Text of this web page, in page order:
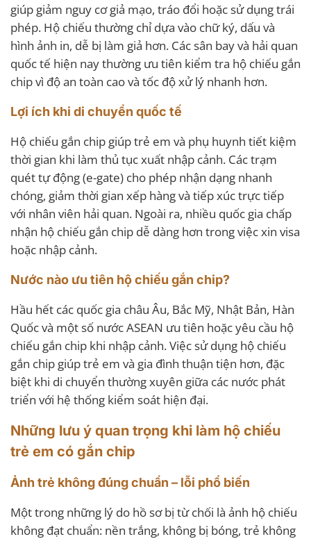
giúp giảm nguy cơ giả mạo, tráo đổi hoặc sử dụng trái
phép. Hộ chiếu thường chỉ dựa vào chữ ký, dấu và
hình ảnh in, dễ bị làm giả hơn. Các sân bay và hải quan
quốc tế hiện nay thường ưu tiên kiểm tra hộ chiếu gắn
chip vì độ an toàn cao và tốc độ xử lý nhanh hơn.
Lợi ích khi di chuyển quốc tế
Hộ chiếu gắn chip giúp trẻ em và phụ huynh tiết kiệm
thời gian khi làm thủ tục xuất nhập cảnh. Các trạm
quét tự động (e-gate) cho phép nhận dạng nhanh
chóng, giảm thời gian xếp hàng và tiếp xúc trực tiếp
với nhân viên hải quan. Ngoài ra, nhiều quốc gia chấp
nhận hộ chiếu gắn chip dễ dàng hơn trong việc xin visa
hoặc nhập cảnh.
Nước nào ưu tiên hộ chiếu gắn chip?
Hầu hết các quốc gia châu Âu, Bắc Mỹ, Nhật Bản, Hàn
Quốc và một số nước ASEAN ưu tiên hoặc yêu cầu hộ
chiếu gắn chip khi nhập cảnh. Việc sử dụng hộ chiếu
gắn chip giúp trẻ em và gia đình thuận tiện hơn, đặc
biệt khi di chuyển thường xuyên giữa các nước phát
triển với hệ thống kiểm soát hiện đại.
Những lưu ý quan trọng khi làm hộ chiếu
trẻ em có gắn chip
Ảnh trẻ không đúng chuẩn – lỗi phổ biến
Một trong những lý do hồ sơ bị từ chối là ảnh hộ chiếu
không đạt chuẩn: nền trắng, không bị bóng, trẻ không